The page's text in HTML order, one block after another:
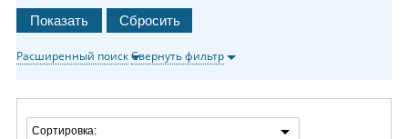
Расширенный поискСвернуть фильтр
Сортировка: